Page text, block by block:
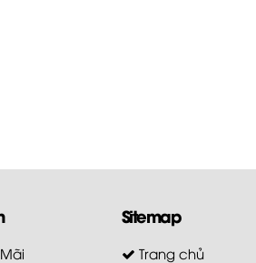
Sitemap
Trang chủ